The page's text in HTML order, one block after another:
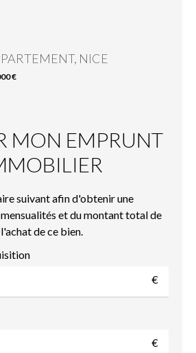
NICE
€
MON EMPRUNT
suivant afin d'obtenir une
et du montant total de
de ce bien.
€
€